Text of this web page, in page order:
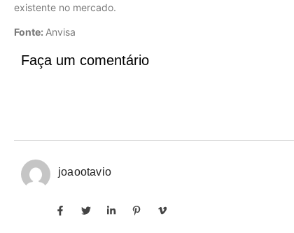
existente no mercado.
Fonte: Anvisa
Faça um comentário
joaootavio